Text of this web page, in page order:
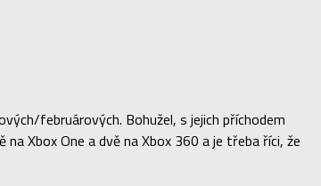
februárových. Bohužel, s jejich příchodem
Xbox One a dvě na Xbox 360 a je třeba říci, že